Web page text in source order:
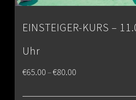
EINSTEIGER-KURS –
Uhr
€65.00–€80.00